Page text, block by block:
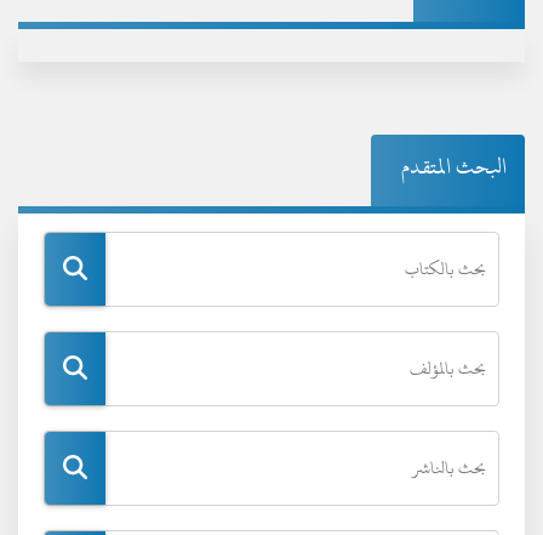
البحث المتقدم